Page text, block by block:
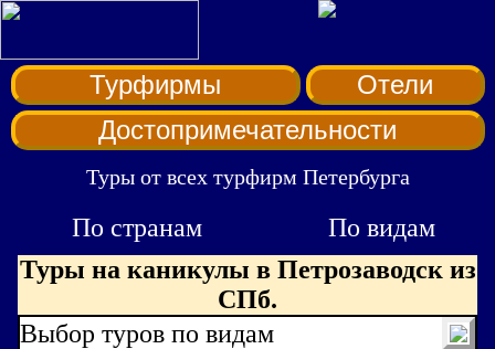
Турфирмы
Отели
Достопримечательности
Туры от всех турфирм Петербурга
По странам
По видам
Туры на каникулы в Петрозаводск из
СПб.
Выбор туров по видам